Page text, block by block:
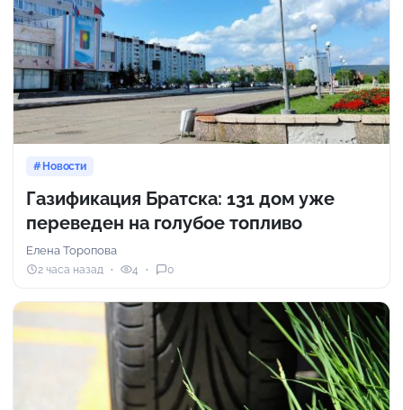
Новости
Газификация Братска: 131 дом уже
переведен на голубое топливо
Елена Торопова
2 часа назад 4 0